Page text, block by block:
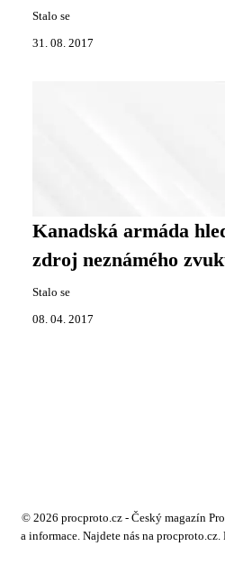
Stalo se
31. 08. 2017
Kanadská armáda
zdroj neznámého
Stalo se
08. 04. 2017
© 2026 procproto.cz - Český magazín
a informace. Najdete nás na